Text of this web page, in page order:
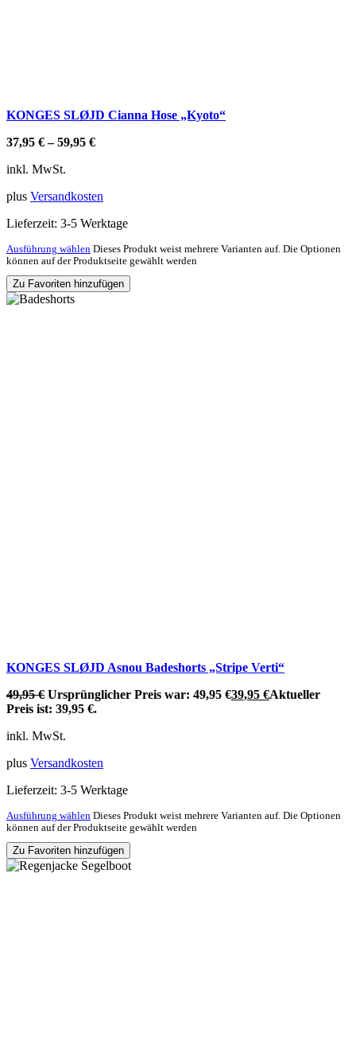
KONGES SLØJD Cianna Hose „Kyoto“
37,95 €–59,95 €
inkl. MwSt.
plus Versandkosten
Lieferzeit: 3-5 Werktage
Ausführung wählen Dieses Produkt weist mehrere Varianten auf. Die Optionen
können auf der Produktseite gewählt werden
Zu Favoriten hinzufügen
KONGES SLØJD Asnou Badeshorts „Stripe Verti“
49,95€ Ursprünglicher Preis war: 49,95 €39,95 €Aktueller
Preis ist: 39,95 €.
inkl. MwSt.
plus Versandkosten
Lieferzeit: 3-5 Werktage
Ausführung wählen Dieses Produkt weist mehrere Varianten auf. Die Optionen
können auf der Produktseite gewählt werden
Zu Favoriten hinzufügen